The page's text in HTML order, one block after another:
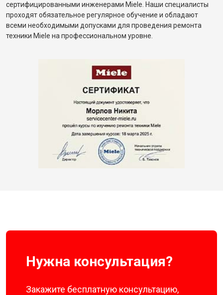
сертифицированными инженерами Miele. Наши специалисты
проходят обязательное регулярное обучение и обладают
всеми необходимыми допусками для проведения ремонта
техники Miele на профессиональном уровне.
Нужна консультация?
Закажите бесплатную консультацию,